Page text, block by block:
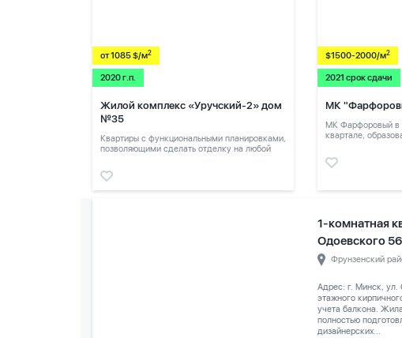
от 1085 $/м2
2020 г.п.
Жилой комплекс «Уручский-2» дом
№35
Квартиры с функциональными планировками,
позволяющими сделать отделку на любой
$1500-2000/м2
2021 срок сдачи
МК
МК Фарфоровый в
квартале,
1-комнатная
Одоевского
Фрунзенский
Адрес: г. Минск, ул.
этажного
учета балкона.
полностью
дизайнерских...